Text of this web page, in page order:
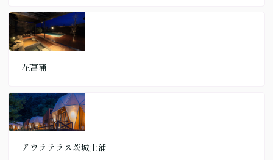
花菖蒲
アウラテラス茨城土浦